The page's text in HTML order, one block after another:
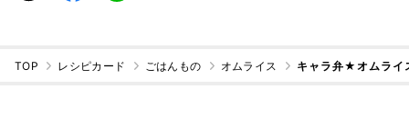
TOP レシピカード ごはんもの オムライス キャラ弁★オムライ